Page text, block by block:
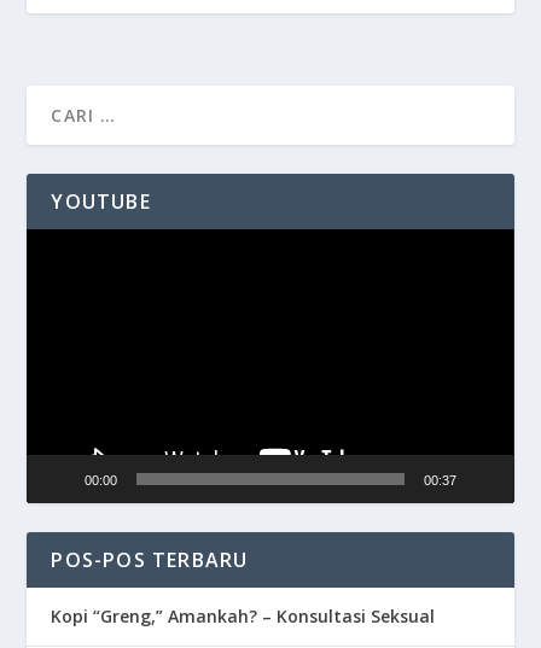
YOUTUBE
00:00 00:37
POS-POS TERBARU
Kopi “Greng,” Amankah? – Konsultasi Seksual